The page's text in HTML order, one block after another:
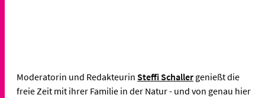
Moderatorin und Redakteurin Steffi Schaller genießt die
freie Zeit mit ihrer Familie in der Natur - und von genau hier